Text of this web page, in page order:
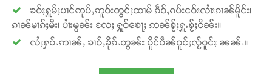
ၶဝ်ႈႁူမ်ႈပၢင်ဢုပ်ႇဢူဝ်းတွင်ႈထၢမ် ၵဵဝ်ႇၵပ်းငဝ်းလၢႆးၵၢၼ်မိူင်း၊
ၵၢၼ်မၢၵ်ႈမီး၊ ပၢႆးမွၼ်း လႄႈ ႁူဝ်ၶေႃႈ ဢၼ်ၶႂ်ႈႁူႉၶႂ်ႈငိၼ်း။
လႆႈႁပ်ႉဢၢၼ်ႇ ၶၢဝ်ႇၶိုၵ်ႉတွၼ်း ပိူင်ပဵၼ်ဝူင်ႈလႂ်ဝူင်ႈ ၼၼ်ႉ။